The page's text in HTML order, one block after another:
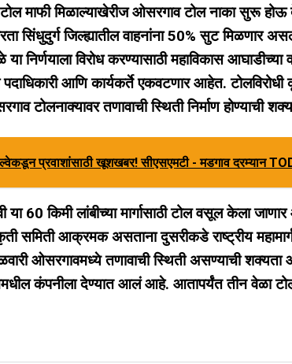
टोल माफी मिळाल्याखेरीज ओसरगाव टोल नाका सुरू होऊ
सिंधुदुर्ग जिल्ह्यातील वाहनांना 50% सुट मिळणार
निर्णयाला विरोध करण्यासाठी महाविकास
आणि कार्यकर्ते एकवटणार आहेत. टोलविरोधी
तणावाची स्थिती निर्माण होण्याची
प्रवाशांसाठी खूशखबर! सीएसएमटी - मडगाव दरम्यान TOD
या 60 किमी लांबीच्या मार्गासाठी टोल वसूल केला
कृती समिती आक्रमक असताना दुसरीकडे राष्ट्रीय
ओसरगावमध्ये तणावाची स्थिती असण्याची
कंपनीला देण्यात आलं आहे. आतापर्यंत तीन वेळा